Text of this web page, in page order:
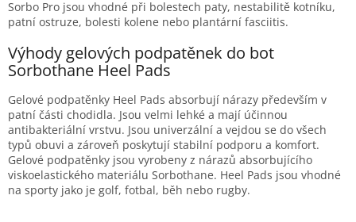
Sorbo Pro jsou vhodné při bolestech paty, nestabilitě kotníku,
patní ostruze, bolesti kolene nebo plantární fasciitis.
Výhody gelových podpatěnek do bot
Sorbothane Heel Pads
Gelové podpatěnky Heel Pads absorbují nárazy především v
patní části chodidla. Jsou velmi lehké a mají účinnou
antibakteriální vrstvu. Jsou univerzální a vejdou se do všech
typů obuvi a zároveň poskytují stabilní podporu a komfort.
Gelové podpatěnky jsou vyrobeny z nárazů absorbujícího
viskoelastického materiálu Sorbothane. Heel Pads jsou vhodné
na sporty jako je golf, fotbal, běh nebo rugby.